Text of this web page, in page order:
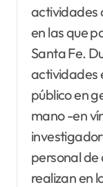
actividades
en las que
Santa Fe.
actividades
público en
mano -en
personal de
realizan en